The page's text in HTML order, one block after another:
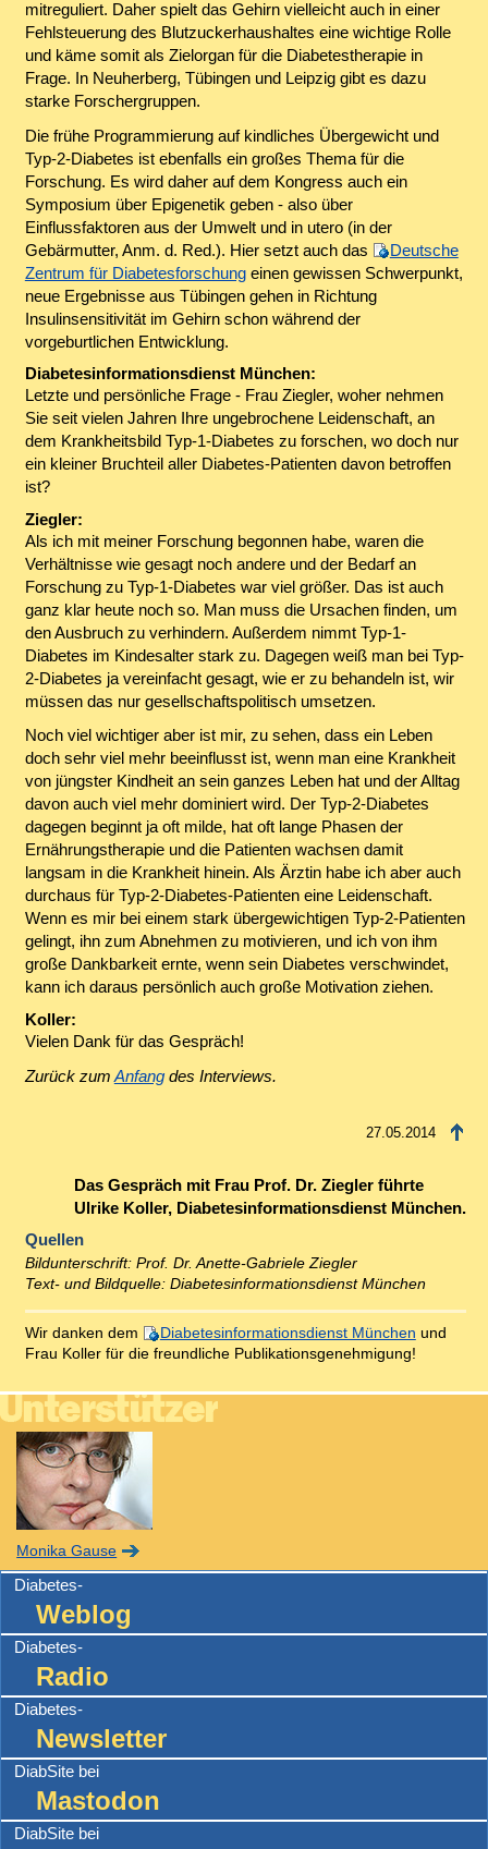
mitreguliert. Daher spielt das Gehirn vielleicht auch in einer
Fehlsteuerung des Blutzuckerhaushaltes eine wichtige Rolle
und käme somit als Zielorgan für die Diabetestherapie in
Frage. In Neuherberg, Tübingen und Leipzig gibt es dazu
starke Forschergruppen.
Die frühe Programmierung auf kindliches Übergewicht und
Typ-2-Diabetes ist ebenfalls ein großes Thema für die
Forschung. Es wird daher auf dem Kongress auch ein
Symposium über Epigenetik geben - also über
Einflussfaktoren aus der Umwelt und in utero (in der
Gebärmutter, Anm. d. Red.). Hier setzt auch das
Deutsche
Zentrum für Diabetesforschungeinen gewissen Schwerpunkt,
neue Ergebnisse aus Tübingen gehen in Richtung
Insulinsensitivität im Gehirn schon während der
vorgeburtlichen Entwicklung.
Diabetesinformationsdienst München:
Letzte und persönliche Frage - Frau Ziegler, woher nehmen
Sie seit vielen Jahren Ihre ungebrochene Leidenschaft, an
dem Krankheitsbild Typ-1-Diabetes zu forschen, wo doch nur
ein kleiner Bruchteil aller Diabetes-Patienten davon betroffen
ist?
Ziegler:
Als ich mit meiner Forschung begonnen habe, waren die
Verhältnisse wie gesagt noch andere und der Bedarf an
Forschung zu Typ-1-Diabetes war viel größer. Das ist auch
ganz klar heute noch so. Man muss die Ursachen finden, um
den Ausbruch zu verhindern. Außerdem nimmt Typ-1-
Diabetes im Kindesalter stark zu. Dagegen weiß man bei Typ-
2-Diabetes ja vereinfacht gesagt, wie er zu behandeln ist, wir
müssen das nur gesellschaftspolitisch umsetzen.
Noch viel wichtiger aber ist mir, zu sehen, dass ein Leben
doch sehr viel mehr beeinflusst ist, wenn man eine Krankheit
von jüngster Kindheit an sein ganzes Leben hat und der Alltag
davon auch viel mehr dominiert wird. Der Typ-2-Diabetes
dagegen beginnt ja oft milde, hat oft lange Phasen der
Ernährungstherapie und die Patienten wachsen damit
langsam in die Krankheit hinein. Als Ärztin habe ich aber auch
durchaus für Typ-2-Diabetes-Patienten eine Leidenschaft.
Wenn es mir bei einem stark übergewichtigen Typ-2-Patienten
gelingt, ihn zum Abnehmen zu motivieren, und ich von ihm
große Dankbarkeit ernte, wenn sein Diabetes verschwindet,
kann ich daraus persönlich auch große Motivation ziehen.
Koller:
Vielen Dank für das Gespräch!
Zurück zum Anfangdes Interviews.
27.05.2014
Das Gespräch mit Frau Prof. Dr. Ziegler führte
Ulrike Koller, Diabetesinformationsdienst München.
Quellen
Bildunterschrift: Prof. Dr. Anette-Gabriele Ziegler
Text- und Bildquelle: Diabetesinformationsdienst München
Wir danken dem Diabetesinformationsdienst München und
Frau Koller für die freundliche Publikationsgenehmigung!
Monika Gause
Diabetes-
Weblog
Diabetes-
Radio
Diabetes-
Newsletter
DiabSite bei
Mastodon
DiabSite bei